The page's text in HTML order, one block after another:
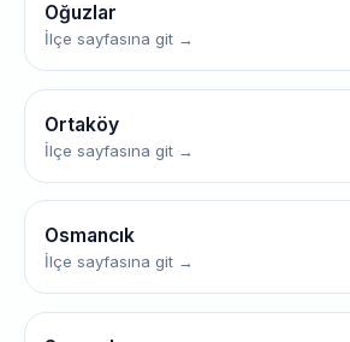
Oğuzlar
İlçe sayfasına git →
Ortaköy
İlçe sayfasına git →
Osmancık
İlçe sayfasına git →